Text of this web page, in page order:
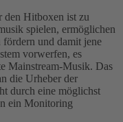
den Hitboxen ist zu
spielen, ermöglichen
und damit jene
vorwerfen, es
Mainstream-Musik. Das
die Urheber der
durch eine möglichst
ein Monitoring